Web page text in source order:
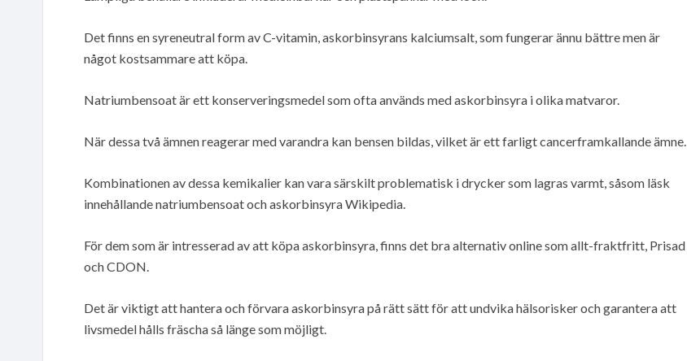
Det finns en syreneutral form av C-vitamin, askorbinsyrans kalciumsalt, som fungerar ännu bättre men är
något kostsammare att köpa.
Natriumbensoat är ett konserveringsmedel som ofta används med askorbinsyra i olika matvaror.
När dessa två ämnen reagerar med varandra kan bensen bildas, vilket är ett farligt cancerframkallande ämne.
Kombinationen av dessa kemikalier kan vara särskilt problematisk i drycker som lagras varmt, såsom läsk
innehållande natriumbensoat och askorbinsyra Wikipedia.
För dem som är intresserad av att köpa askorbinsyra, finns det bra alternativ online som allt-fraktfritt, Prisad
och CDON.
Det är viktigt att hantera och förvara askorbinsyra på rätt sätt för att undvika hälsorisker och garantera att
livsmedel hålls fräscha så länge som möjligt.